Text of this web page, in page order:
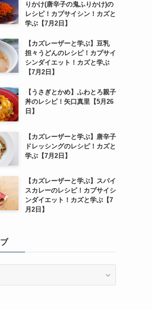
りかけ(唐辛子の鬼ふりかけ)の
レシピ！カプサイシン！カズと
学ぶ【7月2日】
【カズレーザーと学ぶ】豆乳
担々うどんのレシピ！カプサイ
シンダイエット！カズと学ぶ
【7月2日】
【うさぎとかめ】ふわとろ親子
丼のレシピ！矢口真里【5月26
日】
【カズレーザーと学ぶ】唐辛子
ドレッシングのレシピ！カズと
学ぶ【7月2日】
【カズレーザーと学ぶ】スパイ
スカレーのレシピ！カプサイシ
ンダイエット！カズと学ぶ【7
月2日】